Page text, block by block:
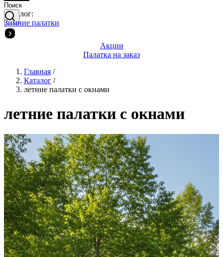
Каталог:
Зимние палатки
Акции
Палатка на заказ
Главная /
Каталог /
летние палатки с окнами
летние палатки с окнами